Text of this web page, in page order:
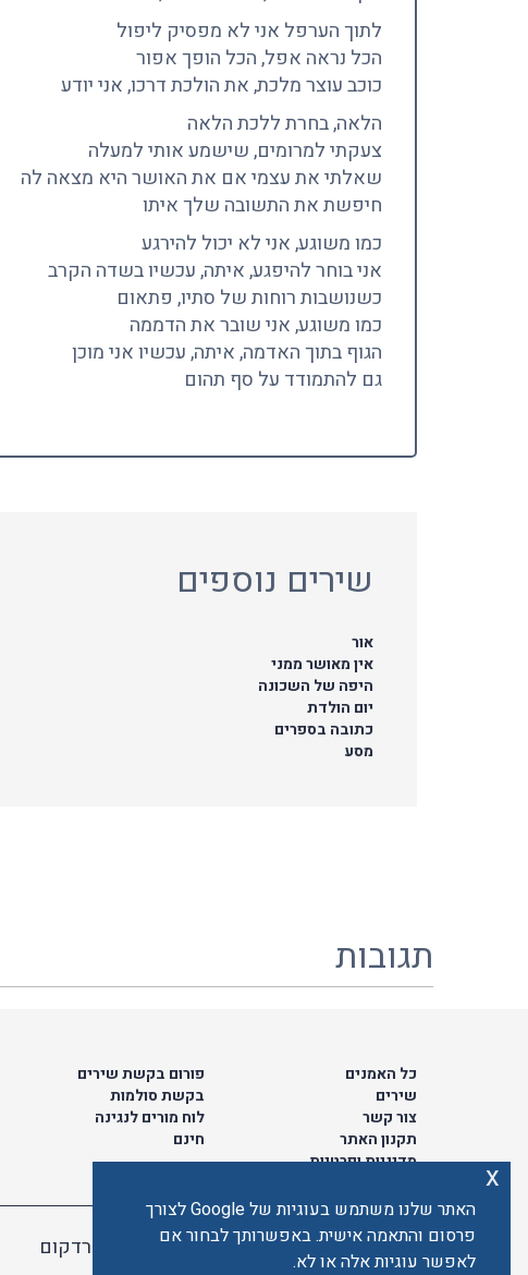
לתוך הערפל אני לא מפסיק ליפול
הכל נראה אפל, הכל הופך אפור
כוכב עוצר מלכת, את הולכת דרכו, אני יודע
הלאה, בחרת ללכת הלאה
צעקתי למרומים, שישמע אותי למעלה
שאלתי את עצמי אם את האושר היא מצאה לה
חיפשת את התשובה שלך איתו
כמו משוגע, אני לא יכול להירגע
אני בוחר להיפגע, איתה, עכשיו בשדה הקרב
כשנושבות רוחות של סתיו, פתאום
כמו משוגע, אני שובר את הדממה
הגוף בתוך האדמה, איתה, עכשיו אני מוכן
גם להתמודד על סף תהום
שירים נוספים
אור
אין מאושר ממני
היפה של השכונה
יום הולדת
כתובה בספרים
מסע
תגובות
פורום בקשת שירים
בקשת סולמות
לוח מורים לנגינה
חינם
כל האמנים
שירים
צור קשר
תקנון האתר
מדיניות ופרטיות
האתר מאובטח ע"י קארדקום
האתר שלנו משתמש בעוגיות של Google לצורך
פרסום והתאמה אישית. באפשרותך לבחור אם
לאפשר עוגיות אלה או לא.
x